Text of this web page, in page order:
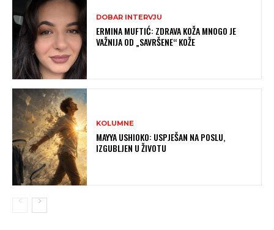
DOBAR INTERVJU
ERMINA MUFTIĆ: ZDRAVA KOŽA MNOGO JE
VAŽNIJA OD „SAVRŠENE“ KOŽE
KOLUMNE
MAYYA USHIOKO: USPJEŠAN NA POSLU,
IZGUBLJEN U ŽIVOTU